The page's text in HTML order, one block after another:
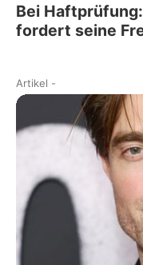
Bei
fordert seine
Artikel -